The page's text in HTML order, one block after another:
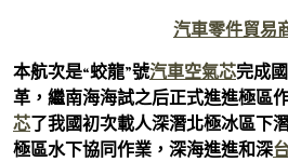
汽車零件貿易
本航次是“蛟龍”號汽車空氣芯完成
革，繼南海海試之后正式進進極區
芯了我國初次載人深潛北極冰區下
極區水下協同作業，深海進進和深